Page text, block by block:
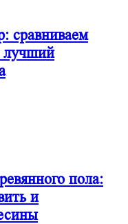
сравниваем
лучший
пола:
и